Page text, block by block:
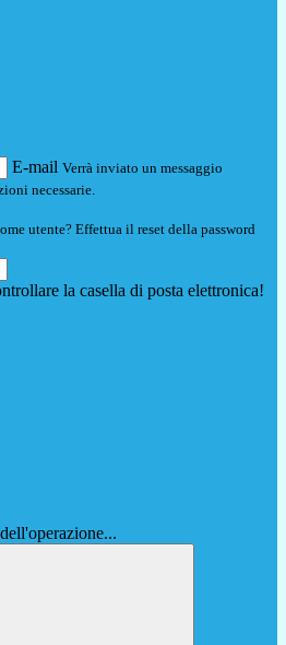
E-mail Verrà inviato un messaggio
necessarie.
utente? Effettua il reset della password
la casella di posta elettronica!